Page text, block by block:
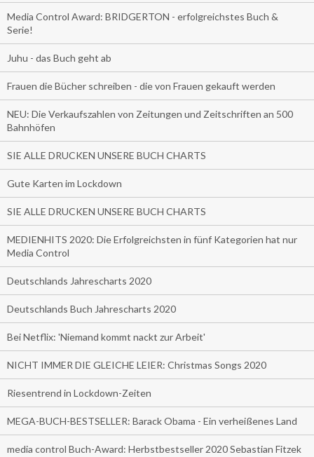
Media Control Award: BRIDGERTON - erfolgreichstes Buch &
Serie!
Juhu - das Buch geht ab
Frauen die Bücher schreiben - die von Frauen gekauft werden
NEU: Die Verkaufszahlen von Zeitungen und Zeitschriften an 500
Bahnhöfen
SIE ALLE DRUCKEN UNSERE BUCH CHARTS
Gute Karten im Lockdown
SIE ALLE DRUCKEN UNSERE BUCH CHARTS
MEDIENHITS 2020: Die Erfolgreichsten in fünf Kategorien hat nur
Media Control
Deutschlands Jahrescharts 2020
Deutschlands Buch Jahrescharts 2020
Bei Netflix: 'Niemand kommt nackt zur Arbeit'
NICHT IMMER DIE GLEICHE LEIER: Christmas Songs 2020
Riesentrend in Lockdown-Zeiten
MEGA-BUCH-BESTSELLER: Barack Obama - Ein verheißenes Land
media control Buch-Award: Herbstbestseller 2020 Sebastian Fitzek